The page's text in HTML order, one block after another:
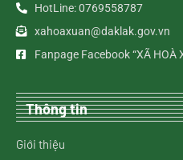
HotLine: 0769558787
xahoaxuan@daklak.gov.vn
Fanpage Facebook “XÃ HOÀ
Thông tin
Giới thiệu